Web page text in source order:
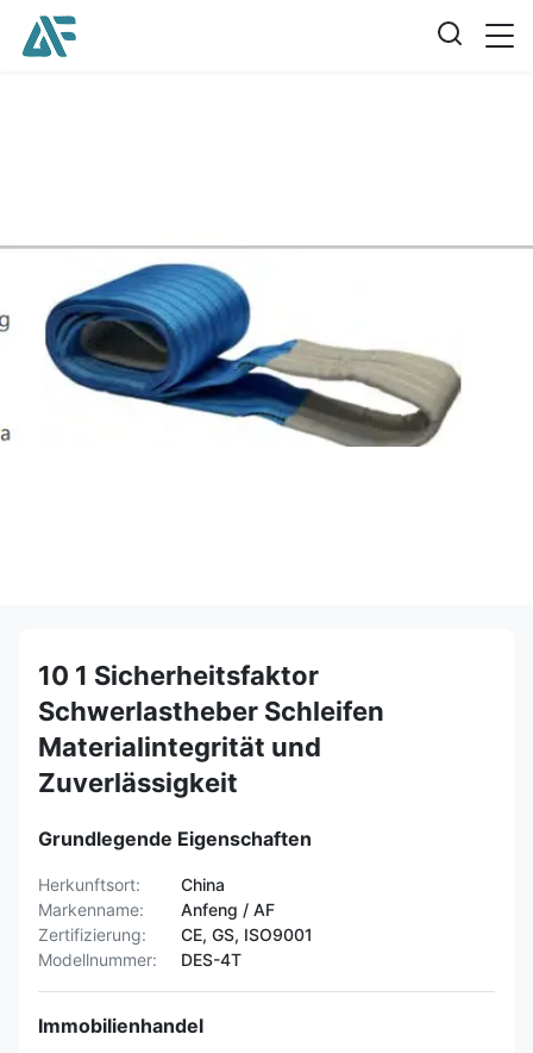
10 1 Sicherheitsfaktor
Schwerlastheber Schleifen
Materialintegrität und
Zuverlässigkeit
Grundlegende Eigenschaften
Herkunftsort:
China
Markenname:
Anfeng / AF
Zertifizierung:
CE, GS, ISO9001
Modellnummer:
DES-4T
Immobilienhandel